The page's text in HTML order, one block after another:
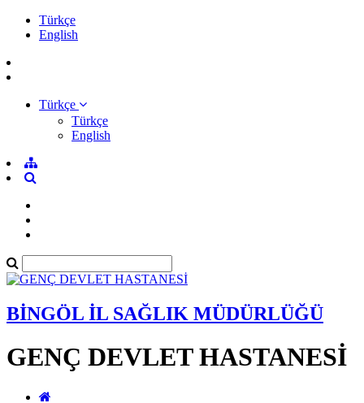
Türkçe
English
Türkçe
Türkçe
English
BİNGÖL İL SAĞLIK MÜDÜRLÜĞÜ
GENÇ DEVLET HASTANESİ